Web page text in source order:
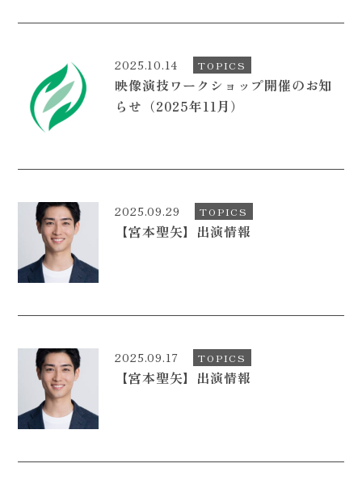
2025.10.14 TOPICS
映像演技ワークショップ開催のお知
らせ（2025年11月）
2025.09.29 TOPICS
【宮本聖矢】出演情報
2025.09.17 TOPICS
【宮本聖矢】出演情報